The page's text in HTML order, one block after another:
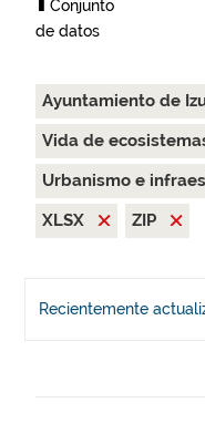
Conjunto
de datos
Ayuntamiento de
Vida de
Urbanismo e
XLSX
ZIP
Recientemente